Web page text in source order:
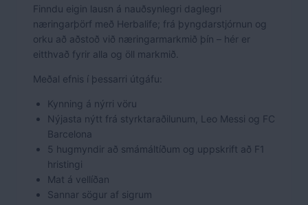
Finndu eigin lausn á nauðsynlegri daglegri
næringarþörf með Herbalife; frá þyngdarstjórnun og
orku að aðstoð við næringarmarkmið þín – hér er
eitthvað fyrir alla og öll markmið.
Meðal efnis í þessarri útgáfu:
Kynning á nýrri vöru
Nýjasta nýtt frá styrktaraðilunum, Leo Messi og FC
Barcelona
5 hugmyndir að smámáltíðum og uppskrift að F1
hristingi
Mat á vellíðan
Sannar sögur af sigrum